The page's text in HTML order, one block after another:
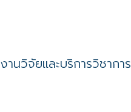
งานวิจัยและบริการวิชาการ